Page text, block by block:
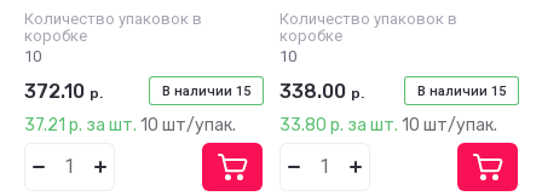
Количество упаковок в
коробке
10
В наличии 15
372.10 р.
37.21 р. за шт. 10 шт/упак.
Количество упаковок в
коробке
10
В наличии 15
338.00 р.
33.80 р. за шт. 10 шт/упак.